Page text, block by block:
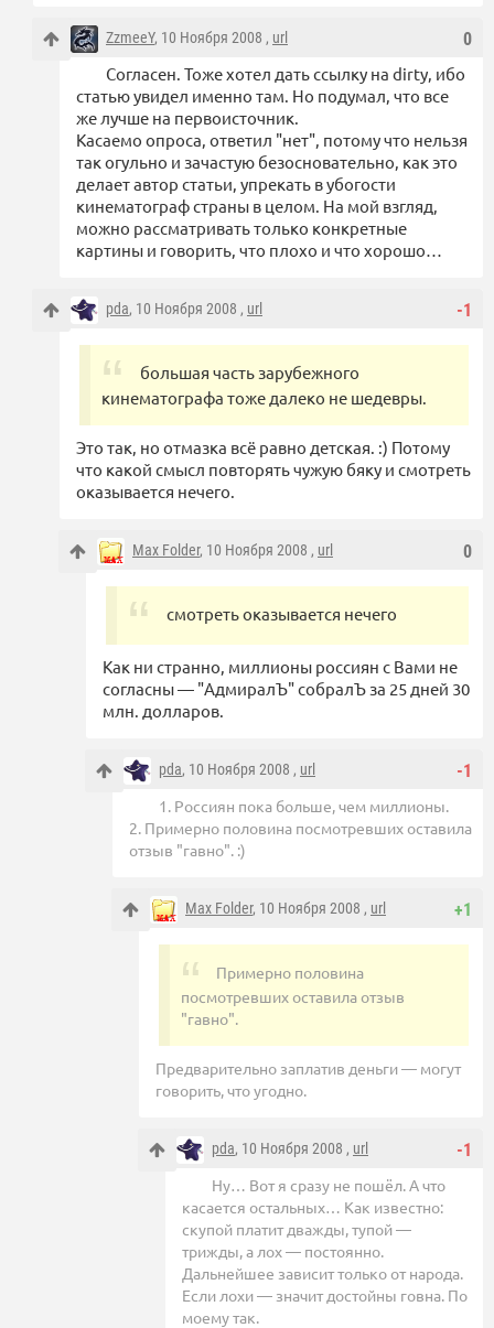
0
ZzmeeY, 10 Ноября 2008 , url
Согласен. Тоже хотел дать ссылку на dirty, ибо
статью увидел именно там. Но подумал, что все
же лучше на первоисточник.
Касаемо опроса, ответил "нет", потому что нельзя
так огульно и зачастую безосновательно, как это
делает автор статьи, упрекать в убогости
кинематограф страны в целом. На мой взгляд,
можно рассматривать только конкретные
картины и говорить, что плохо и что хорошо…
-1
pda, 10 Ноября 2008 , url
большая часть зарубежного
кинематографа тоже далеко не шедевры.
Это так, но отмазка всё равно детская. :) Потому
что какой смысл повторять чужую бяку и смотреть
оказывается нечего.
0
Max Folder, 10 Ноября 2008 , url
смотреть оказывается нечего
Как ни странно, миллионы россиян с Вами не
согласны — "АдмиралЪ" собралЪ за 25 дней 30
млн. долларов.
-1
pda, 10 Ноября 2008 , url
1. Россиян пока больше, чем миллионы.
2. Примерно половина посмотревших оставила
отзыв "гавно". :)
+1
Max Folder, 10 Ноября 2008 , url
Примерно половина
посмотревших оставила отзыв
"гавно".
Предварительно заплатив деньги — могут
говорить, что угодно.
-1
pda, 10 Ноября 2008 , url
Ну… Вот я сразу не пошёл. А что
касается остальных… Как известно:
скупой платит дважды, тупой —
трижды, а лох — постоянно.
Дальнейшее зависит только от народа.
Если лохи — значит достойны говна. По
моему так.